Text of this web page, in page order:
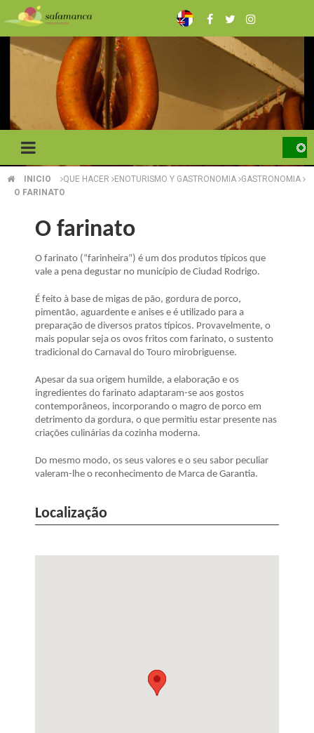
to
main
content
BREADCRUMB
INICIO QUE HACER ENOTURISMO Y GASTRONOMIA GASTRONOMIA
O FARINATO
O farinato
O farinato (“farinheira”) é um dos produtos típicos que
vale a pena degustar no município de Ciudad Rodrigo.
É feito à base de migas de pão, gordura de porco,
pimentão, aguardente e anises e é utilizado para a
preparação de diversos pratos típicos. Provavelmente, o
mais popular seja os ovos fritos com farinato, o sustento
tradicional do Carnaval do Touro mirobriguense.
Apesar da sua origem humilde, a elaboração e os
ingredientes do farinato adaptaram-se aos gostos
contemporâneos, incorporando o magro de porco em
detrimento da gordura, o que permitiu estar presente nas
criações culinárias da cozinha moderna.
Do mesmo modo, os seus valores e o seu sabor peculiar
valeram-lhe o reconhecimento de Marca de Garantia.
Localização